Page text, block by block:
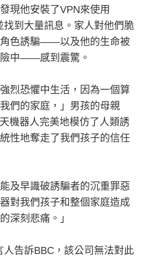
現他安裝了VPN來使用
找到大量訊息。家人對他們脆
色誘騙——以及他的生命被
中——感到震驚。
強烈恐懼中生活，因為一個算
們的家庭，」男孩的母親
機器人完美地模仿了人類誘
性地奪走了我們孩子的信任
能及早識破誘騙者的沉重罪惡
對我們孩子和整個家庭造成
深刻悲痛。」
人告訴BBC，該公司無法對此